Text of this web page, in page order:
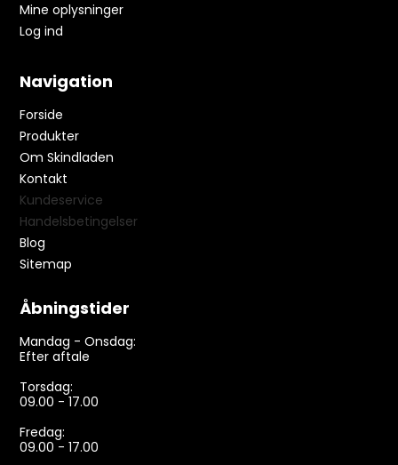
Mine oplysninger
Log ind
Navigation
Forside
Produkter
Om Skindladen
Kontakt
Kundeservice
Handelsbetingelser
Blog
Sitemap
Åbningstider
Mandag - Onsdag:
Efter aftale
Torsdag:
09.00 - 17.00
Fredag:
09.00 - 17.00